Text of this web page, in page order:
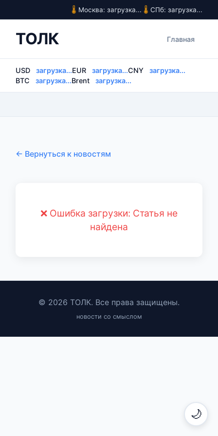
🌙
Москва: загрузка... СПб: загрузка...
ТОЛК Главная
USD загрузка...EUR загрузка...CNY
загрузка...
BTC
загрузка...Brent загрузка...
← Вернуться к новостям
❌ Ошибка загрузки: Статья не
найдена
© 2026 ТОЛК. Все права защищены.
новости со смыслом